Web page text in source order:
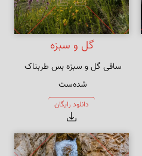
گل و سبزه
ساقی گل و سبزه بس طربناک
دریاب که هفتهٔ دگر خاک شده‌ست
دانلود رایگان